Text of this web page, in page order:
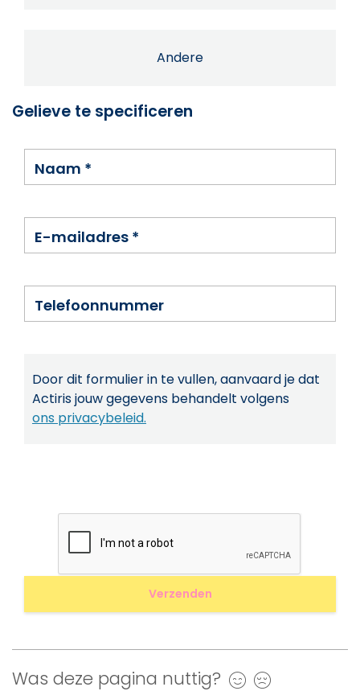
Andere
Gelieve te specificeren
Naam *
E-mailadres *
Telefoonnummer
Door dit formulier in te vullen, aanvaard je dat
Actiris jouw gegevens behandelt volgens
ons privacybeleid.
Was deze pagina nuttig? Ja